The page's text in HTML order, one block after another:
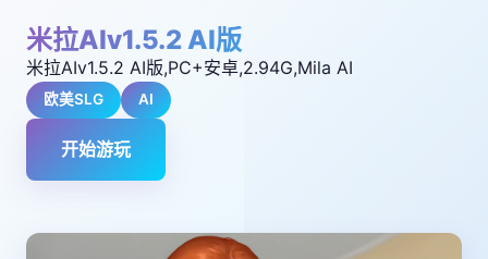
米拉AIv1.5.2 AI版
米拉AIv1.5.2 AI版,PC+安卓,2.94G,Mila AI
欧美SLG AI
开始游玩